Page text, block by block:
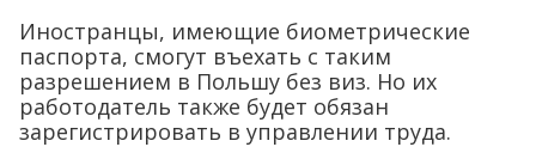
Иностранцы, имеющие биометрические
паспорта, смогут въехать с таким
разрешением в Польшу без виз. Но их
работодатель также будет обязан
зарегистрировать в управлении труда.